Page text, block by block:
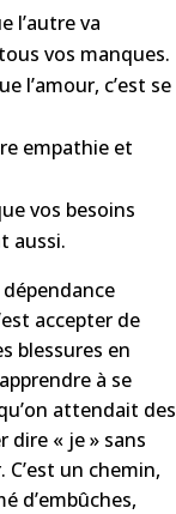
l’autre va
vos manques.
l’amour, c’est se
empathie et
vos besoins
aussi.
accepter de
blessures en
à se
attendait des
dire « je » sans
C’est un chemin,
d’embûches,